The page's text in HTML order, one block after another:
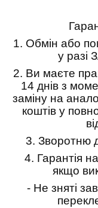
1. Обмін або
у разі
2. Ви маєте
14 днів з
заміну на
коштів у
3. Зворотню
4. Гарантія
якщо
- Не зняті